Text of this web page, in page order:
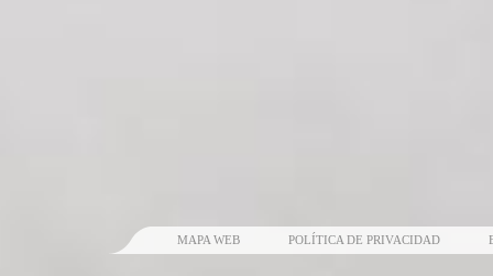
MAPA WEB POLÍTICA DE PRIVACIDAD